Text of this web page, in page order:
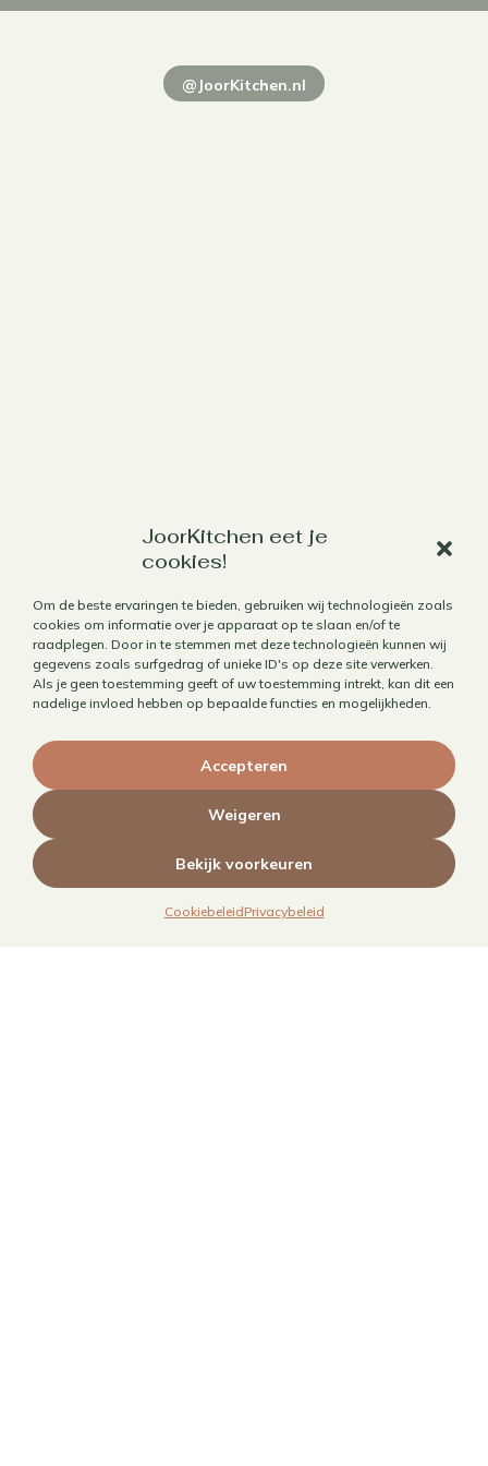
JoorKitchen eet je
cookies!
Om de beste ervaringen te bieden, gebruiken wij technologieën zoals
cookies om informatie over je apparaat op te slaan en/of te
raadplegen. Door in te stemmen met deze technologieën kunnen wij
gegevens zoals surfgedrag of unieke ID's op deze site verwerken.
Als je geen toestemming geeft of uw toestemming intrekt, kan dit een
nadelige invloed hebben op bepaalde functies en mogelijkheden.
Accepteren
Weigeren
Bekijk voorkeuren
CookiebeleidPrivacybeleid
@JoorKitchen.nl
Werk met mij samen
Horecafotografie
Receptontwikkeling
Brandingfotografie voor foodies
MAIN – Contentjaarabonnement